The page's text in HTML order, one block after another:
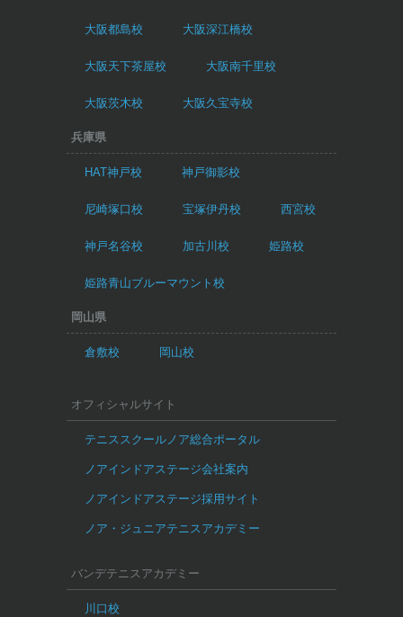
大阪都島校 大阪深江橋校
大阪天下茶屋校 大阪南千里校
大阪茨木校 大阪久宝寺校
兵庫県
HAT神戸校 神戸御影校
尼崎塚口校 宝塚伊丹校 西宮校
神戸名谷校 加古川校 姫路校
姫路青山ブルーマウント校
岡山県
倉敷校 岡山校
オフィシャルサイト
テニススクールノア総合ポータル
ノアインドアステージ会社案内
ノアインドアステージ採用サイト
ノア・ジュニアテニスアカデミー
バンデテニスアカデミー
川口校